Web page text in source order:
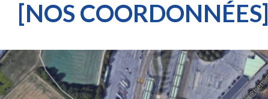
[NOS COORDONNÉES]